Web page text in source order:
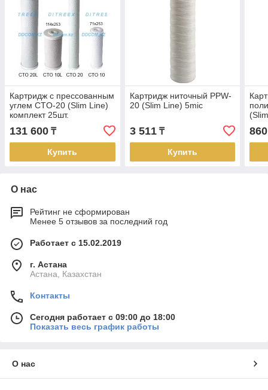
Картридж с прессованным
углем CTO-20 (Slim Line)
комплект 25шт.
131 600 ₸
Купить
Картридж ниточный PPW-
20 (Slim Line) 5mic
3 511₸
Купить
860
О нас
Рейтинг не сформирован
Менее 5 отзывов за последний год
Работает с 15.02.2019
г. Астана
Астана, Казахстан
Контакты
Сегодня работает с 09:00 до 18:00
Показать весь график работы
О нас